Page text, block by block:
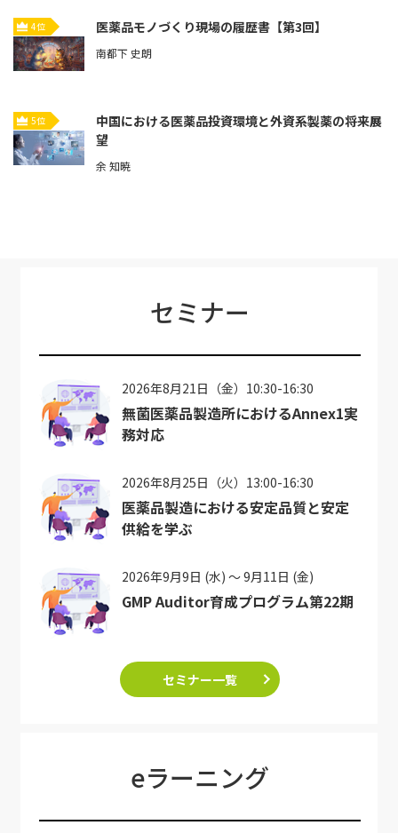
4位 医薬品モノづくり現場の履歴書【第3回】
南都下 史朗
5位
中国における医薬品投資環境と外資系製薬の将来展
望
余 知暁
セミナー
2026年8月21日（金）10:30-16:30
無菌医薬品製造所におけるAnnex1実
務対応
2026年8月25日（火）13:00-16:30
医薬品製造における安定品質と安定
供給を学ぶ
2026年9月9日 (水) ～ 9月11日 (金)
GMP Auditor育成プログラム第22期
セミナー一覧
eラーニング